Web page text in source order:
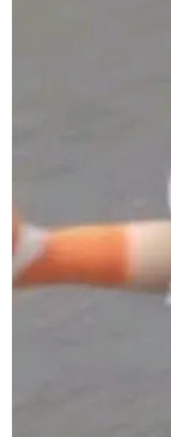
流仅能覆盖资本开支